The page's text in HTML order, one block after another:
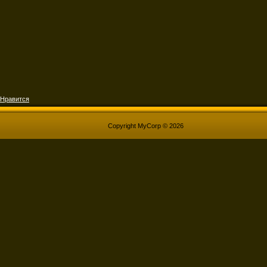
Нравится
Copyright MyCorp © 2026